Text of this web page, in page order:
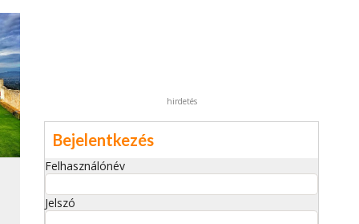
hirdetés
Bejelentkezés
Felhasználónév
Jelszó